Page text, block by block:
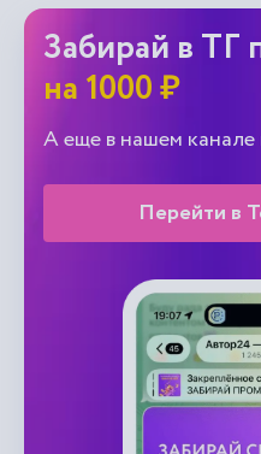
Забирай в ТГ
на 1000 ₽
А еще в нашем канале
Перейти в